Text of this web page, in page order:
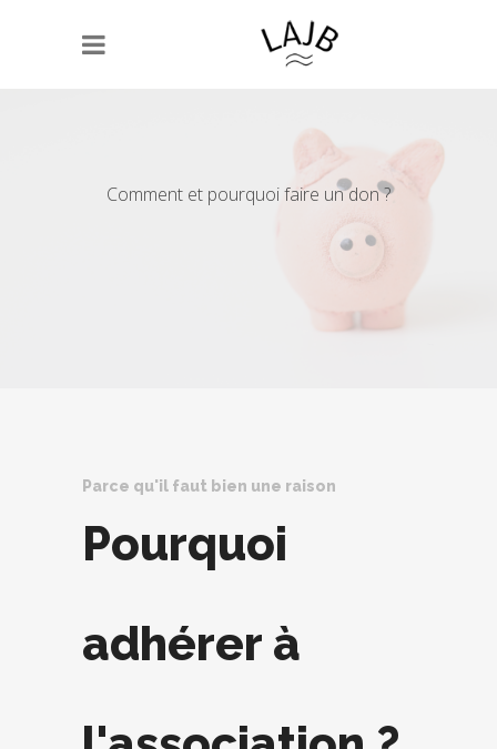
Comment et pourquoi faire un don ?
Parce qu'il faut bien une raison
Pourquoi
adhérer à